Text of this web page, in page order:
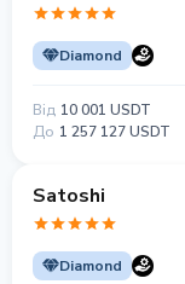
Diamond
Від 10 001 USDT
До 1 257 127 USDT
Satoshi
Diamond